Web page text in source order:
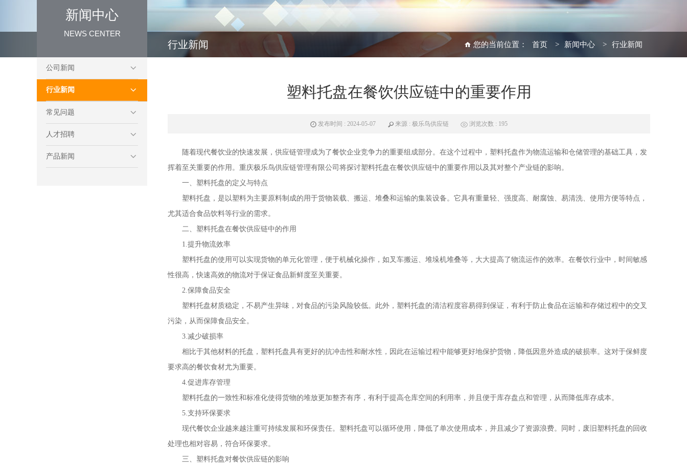
新闻中心
NEWS CENTER
公司新闻
行业新闻
常见问题
人才招聘
产品新闻
行业新闻 您的当前位置： 首页 > 新闻中心 > 行业新闻
塑料托盘在餐饮供应链中的重要作用
发布时间 : 2024-05-07 来源 : 极乐鸟供应链 浏览次数 : 195
随着现代餐饮业的快速发展，供应链管理成为了餐饮企业竞争力的重要组成部分。在这个过程中， 塑料托盘作为物流运输和仓储管理的基础工具，发
挥着至关重要的作用。重庆极乐鸟供应链管理有限公司将探讨塑料托盘在餐饮供应链中的重要作用以及其对整个产业链的影响。
一、 塑料托盘的定义与特点
塑料托盘，是以塑料为主要原料制成的用于货物装载、搬运、堆叠和运输的集装设备。它具有重量轻、强度高、耐腐蚀、易清洗、使用方便等特点，
尤其适合食品饮料等行业的需求。
二、塑料托盘在餐饮供应链中的作用
1.提升物流效率
塑料托盘的使用可以实现货物的单元化管理，便于机械化操作，如 叉车搬运、堆垛机堆叠等，大大提高了物流运作的效率。在餐饮行业中，时间敏感
性很高，快速高效的物流对于保证食品新鲜度至关重要。
2.保障食品安全
塑料托盘材质稳定，不易产生异味，对食品的污染风险较低。此外，塑料托盘的清洁程度容易得到保证，有利于防止食品在运输和存储过程中的交叉
污染，从而保障食品安全。
3.减少破损率
相比于其他材料的托盘，塑料托盘具有更好的抗冲击性和耐水性，因此在运输过程中能够更好地保护货物，降低因意外造成的破损率。这对于保鲜度
要求高的餐饮食材尤为重要。
4.促进库存管理
塑料托盘的一致性和标准化使得货物的堆放更加整齐有序，有利于提高仓库空间的利用率，并且便于库存盘点和管理，从而降低库存成本。
5.支持环保要求
现代餐饮企业越来越注重可持续发展和环保责任。塑料托盘可以循环使用，降低了单次使用成本，并且减少了资源浪费。同时，废旧塑料托盘的回收
处理也相对容易，符合环保要求。
三、塑料托盘对餐饮供应链的影响